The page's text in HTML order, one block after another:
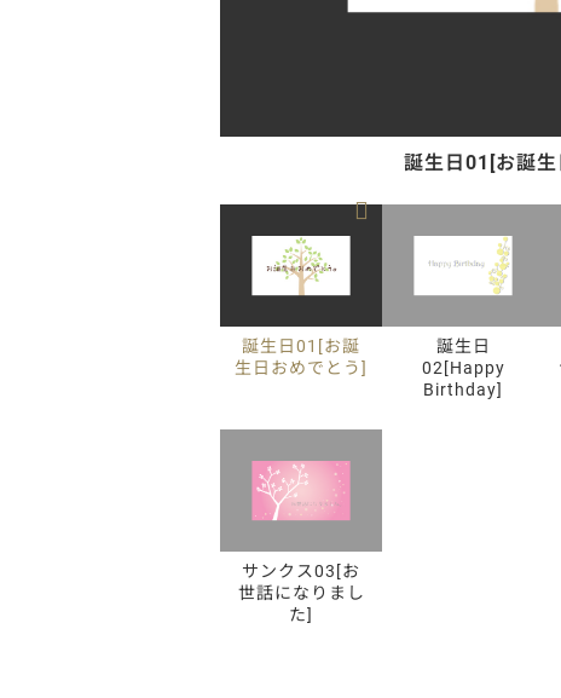
誕生日01[お誕
誕生日01[お誕
生日おめでとう]
誕生日
02[Happy
Birthday]
サンクス03[お
世話になりまし
た]